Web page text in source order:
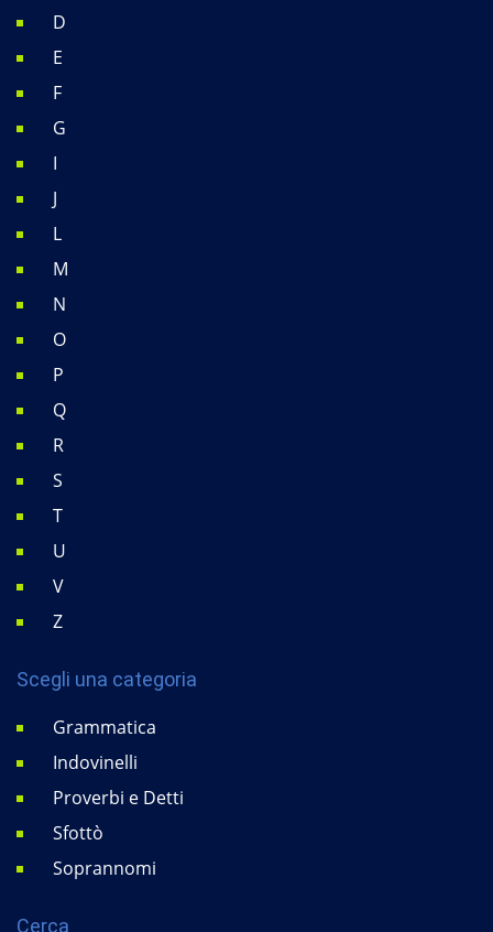
D
E
F
G
I
J
L
M
N
O
P
Q
R
S
T
U
V
Z
Scegli una categoria
Grammatica
Indovinelli
Proverbi e Detti
Sfottò
Soprannomi
Cerca